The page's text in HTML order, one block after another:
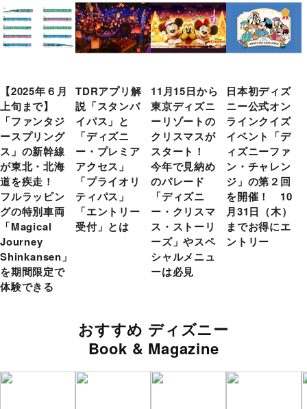
【2025年６月
上旬まで】
「ファンタジ
ースプリング
ス」の新幹線
が東北・北海
道を疾走！
フルラッピン
グの特別車両
「Magical
Journey
Shinkansen」
を期間限定で
体験できる
TDRアプリ解
説「スタンバ
イパス」と
「ディズニ
ー・プレミア
アクセス」
「プライオリ
ティパス」
「エントリー
受付」とは
11月15日から
東京ディズニ
ーリゾートの
クリスマスが
スタート！
今年で見納め
のパレード
「ディズニ
ー・クリスマ
ス・ストーリ
ーズ」やスペ
シャルメニュ
ーは必見
日本初ディズ
ニー公式オン
ラインクイズ
イベント「デ
ィズニーファ
ン・チャレン
ジ」の第２回
を開催！ 10
月31日（木）
までお得にエ
ントリー
おすすめ ディズニー
Book & Magazine